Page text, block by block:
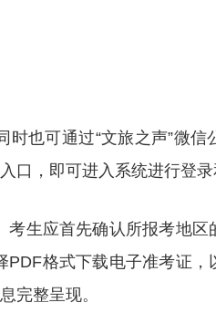
也可通过“文旅之声”微
口，即可进入系统进行登录
生应首先确认所报考地
格式下载电子准考证
完整呈现。